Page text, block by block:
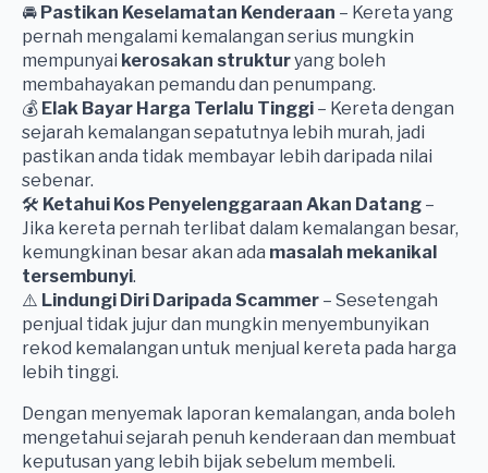
🚘 Pastikan Keselamatan Kenderaan – Kereta yang
pernah mengalami kemalangan serius mungkin
mempunyai kerosakan strukturyang boleh
membahayakan pemandu dan penumpang.
💰 Elak Bayar Harga Terlalu Tinggi – Kereta dengan
sejarah kemalangan sepatutnya lebih murah, jadi
pastikan anda tidak membayar lebih daripada nilai
sebenar.
🛠 Ketahui Kos Penyelenggaraan Akan Datang –
Jika kereta pernah terlibat dalam kemalangan besar,
kemungkinan besar akan ada masalah mekanikal
tersembunyi.
⚠️ Lindungi Diri Daripada Scammer – Sesetengah
penjual tidak jujur dan mungkin menyembunyikan
rekod kemalangan untuk menjual kereta pada harga
lebih tinggi.
Dengan menyemak laporan kemalangan, anda boleh
mengetahui sejarah penuh kenderaan dan membuat
keputusan yang lebih bijak sebelum membeli.